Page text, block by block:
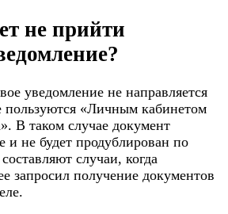
не прийти
уведомление не направляется
пользуются «Личным кабинетом
В таком случае документ
и не будет продублирован по
случаи, когда
запросил получение документов